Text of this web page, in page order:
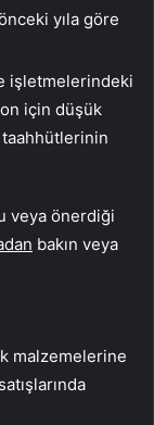
yıla göre
işletmelerindeki
için düşük
veya önerdiği
bakın veya
malzemelerine